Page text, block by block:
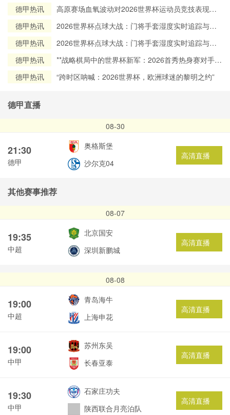
德甲热讯
高原赛场血氧波动对2026世界杯运动员竞技表现的
德甲热讯
2026世界杯点球大战：门将手套湿度实时追踪与赛
德甲热讯
2026世界杯点球大战：门将手套湿度实时追踪与赛
德甲热讯
**战略棋局中的世界杯新军：2026首秀热身赛对手的
德甲热讯 “跨时区呐喊：2026世界杯，欧洲球迷的黎明之约”
德甲直播
08-30
21:30
德甲
奥格斯堡
沙尔克04
高清直播
其他赛事推荐
08-07
19:35
中超
北京国安
深圳新鹏城
高清直播
08-08
19:00
中超
青岛海牛
上海申花
高清直播
19:00
中甲
苏州东吴
长春亚泰
高清直播
19:30
中甲
石家庄功夫
陕西联合月亮泊队
高清直播